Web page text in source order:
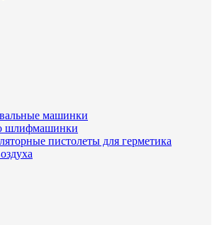
машинки
шлифмашинки
пистолеты для герметика